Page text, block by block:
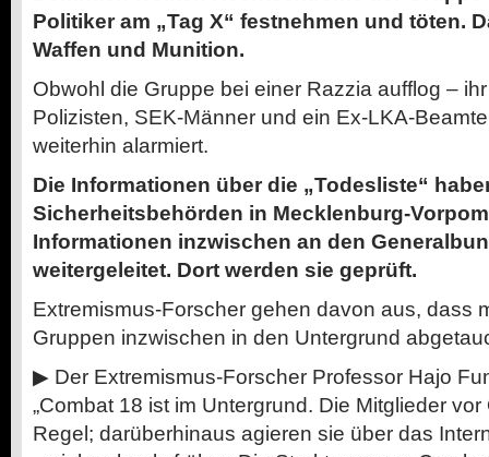
Politiker am „Tag X“ festnehmen und töten.
Waffen und Munition.
Obwohl die Gruppe bei einer Razzia aufflog –
Polizisten, SEK-Männer und ein Ex-LKA-
weiterhin alarmiert.
Die Informationen über die „Todesliste“
Sicherheitsbehörden in Mecklenburg-
Informationen inzwischen an den
weitergeleitet. Dort werden sie geprüft.
Extremismus-Forscher gehen davon aus, dass
Gruppen inzwischen in den Untergrund
▶︎ Der Extremismus-Forscher Professor Hajo
„Combat 18 ist im Untergrund. Die Mitglieder
Regel; darüberhinaus agieren sie über das